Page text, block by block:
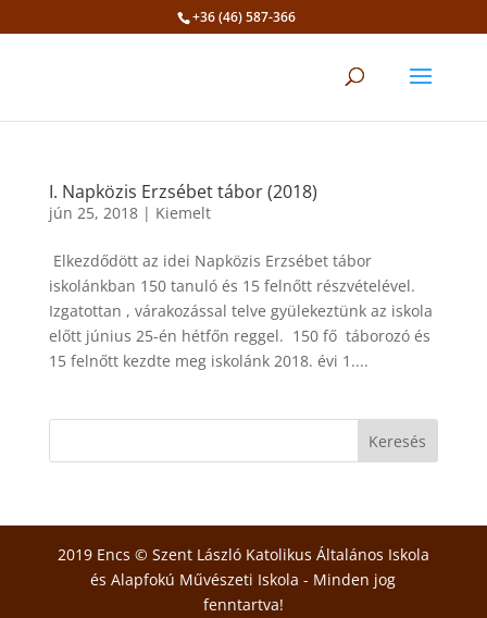
+36 (46) 587-366
I. Napközis Erzsébet tábor (2018)
jún 25, 2018| Kiemelt
Elkezdődött az idei Napközis Erzsébet tábor
iskolánkban 150 tanuló és 15 felnőtt részvételével.
Izgatottan , várakozással telve gyülekeztünk az iskola
előtt június 25-én hétfőn reggel. 150 fő táborozó és
15 felnőtt kezdte meg iskolánk 2018. évi 1....
2019 Encs © Szent László Katolikus Általános Iskola
és Alapfokú Művészeti Iskola - Minden jog
fenntartva!